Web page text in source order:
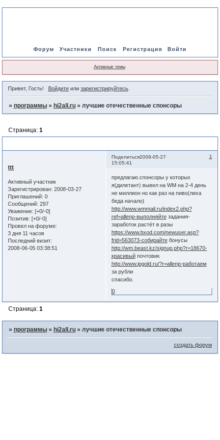
Форум Участники Поиск Регистрация Войти
Активные темы
Привет, Гость! Войдитеили зарегистрируйтесь.
» программы » hi2all.ru » лучшие отечественные спонсоры
Страница: 1
Поделиться 1
2008-05-27
15:05:41
ttt
Активный участник
Зарегистрирован: 2008-03-27
Приглашений: 0
Сообщений: 297
Уважение: [+0/-0]
Позитив: [+0/-0]
Провел на форуме:
3 дня 11 часов
Последний визит:
2008-06-05 03:38:51
предлагаю.спонсоры у которых
я(дилетант) вывел на WM на 2-4 день
не миллион но как раз на пиво(лиха
беда начало)
http://www.wmmail.ru/index2.php?
ref=allenp-выполняйтезадания-
заработок растёт в разы
https://www.bxod.com/newuser.asp?
frid=563073-собирайтебонусы
http://wm.beast.kz/signup.php?r=18670-
красивыйпочтовик
http://www.ipgold.ru/?r=allenp-работаем
за рубли
спасибо.
0
Страница: 1
» программы » hi2all.ru » лучшие отечественные спонсоры
создать форум